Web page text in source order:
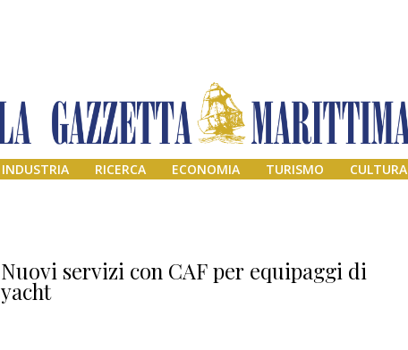
INDUSTRIA RICERCA ECONOMIA TURISMO CULTURA
Nuovi servizi con CAF per equipaggi di
yacht